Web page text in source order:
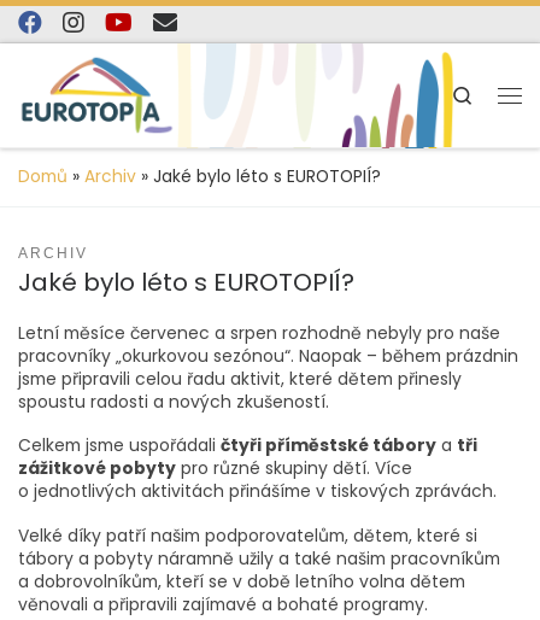
content
Skip to content
Search
Domů » Archiv » Jaké bylo léto s EUROTOPIÍ?
ARCHIV
Jaké bylo léto s EUROTOPIÍ?
Letní měsíce červenec a srpen rozhodně nebyly pro naše
pracovníky „okurkovou sezónou“. Naopak – během prázdnin
jsme připravili celou řadu aktivit, které dětem přinesly
spoustu radosti a nových zkušeností.
Celkem jsme uspořádali čtyři příměstské tábory a tři
zážitkové pobyty pro různé skupiny dětí. Více
o jednotlivých aktivitách přinášíme v tiskových zprávách.
Velké díky patří našim podporovatelům, dětem, které si
tábory a pobyty náramně užily a také našim pracovníkům
a dobrovolníkům, kteří se v době letního volna dětem
věnovali a připravili zajímavé a bohaté programy.